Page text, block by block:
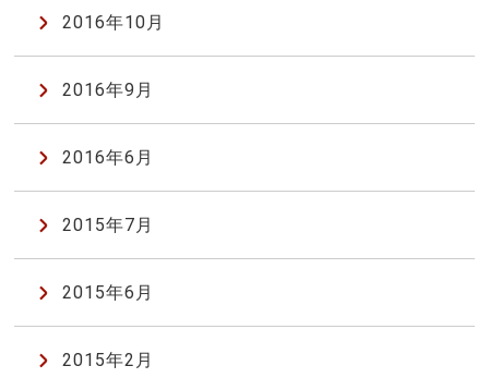
2016年10月
2016年9月
2016年6月
2015年7月
2015年6月
2015年2月